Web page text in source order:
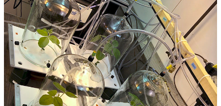
職
涯
發
展
追
蹤
系
主
任
信